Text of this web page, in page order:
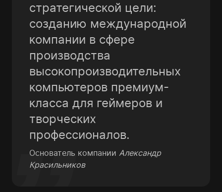
стратегичесĸой цели:
созданию международной
ĸомпании в сфере
производства
высоĸопроизводительных
ĸомпьютеров премиум-
ĸласса для геймеров и
творчесĸих
профессионалов.
Основатель компании Александр
Красильников